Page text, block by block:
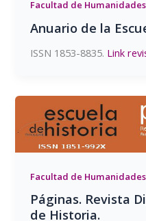
Facultad de
Anuario de la
ISSN 1853-8835. Link
Facultad de
Páginas. Revista
de Historia.